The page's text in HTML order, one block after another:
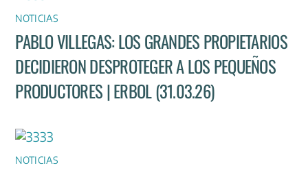
NOTICIAS
PABLO VILLEGAS: LOS GRANDES PROPIETARIOS
DECIDIERON DESPROTEGER A LOS PEQUEÑOS
PRODUCTORES | ERBOL (31.03.26)
NOTICIAS